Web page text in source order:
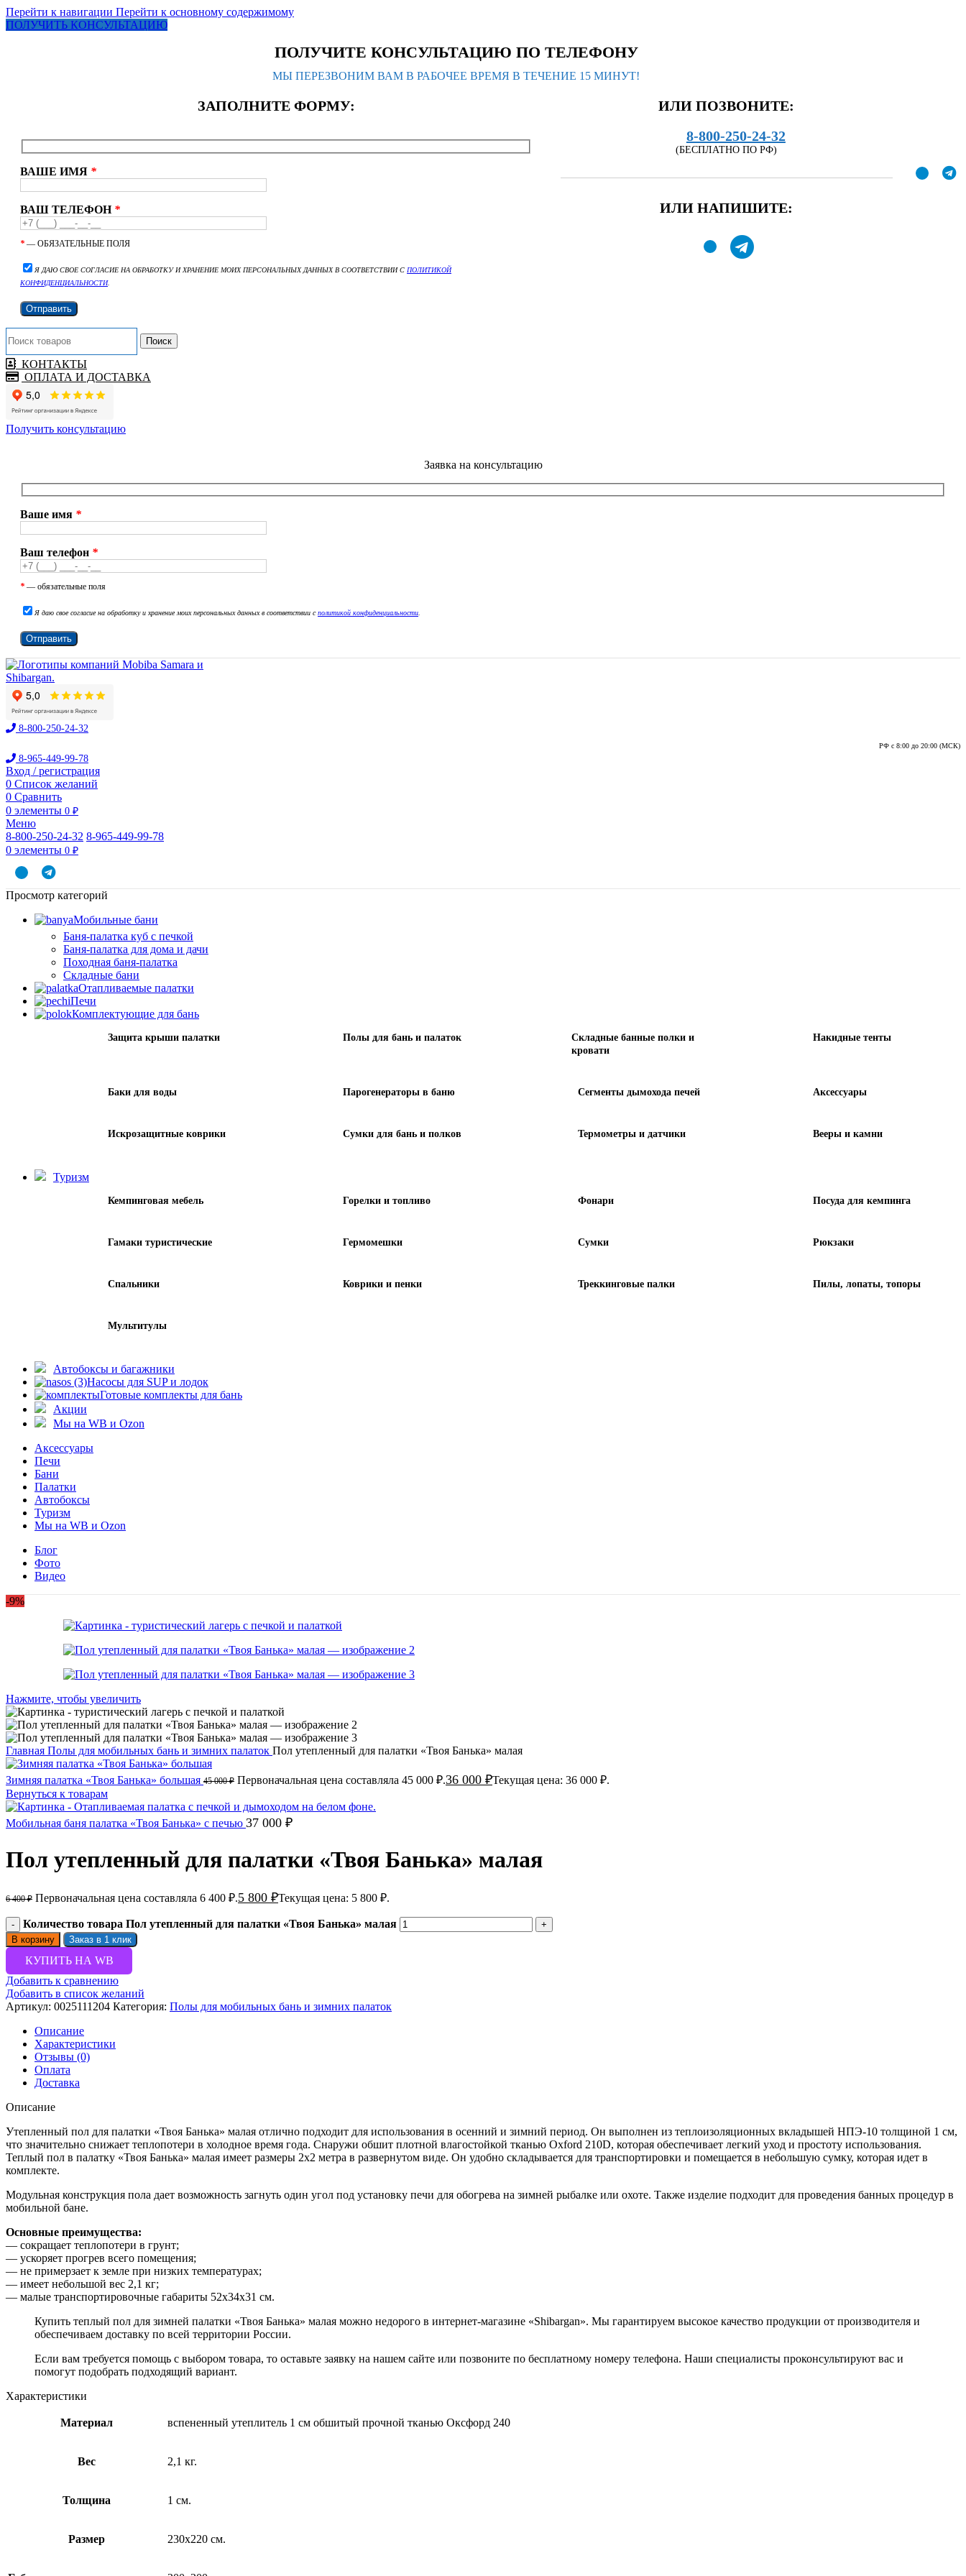
Перейти к навигации Перейти к основному содержимому
ПОЛУЧИТЬ КОНСУЛЬТАЦИЮ
ПОЛУЧИТЕ КОНСУЛЬТАЦИЮ ПО ТЕЛЕФОНУ
МЫ ПЕРЕЗВОНИМ ВАМ В РАБОЧЕЕ ВРЕМЯ В ТЕЧЕНИЕ 15 МИНУТ!
ЗАПОЛНИТЕ ФОРМУ:
ВАШЕ ИМЯ *
ВАШ ТЕЛЕФОН *
* — ОБЯЗАТЕЛЬНЫЕ ПОЛЯ
Я ДАЮ СВОЕ СОГЛАСИЕ НА ОБРАБОТКУ И ХРАНЕНИЕ МОИХ ПЕРСОНАЛЬНЫХ ДАННЫХ В СООТВЕТСТВИИ С ПОЛИТИКОЙ
КОНФИДЕНЦИАЛЬНОСТИ.
ИЛИ ПОЗВОНИТЕ:
8-800-250-24-32
(БЕСПЛАТНО ПО РФ)
ИЛИ НАПИШИТЕ:
Поиск
КОНТАКТЫ
ОПЛАТА И ДОСТАВКА
Получить консультацию
Заявка на консультацию
Ваше имя *
Ваш телефон *
* — обязательные поля
Я даю свое согласие на обработку и хранение моих персональных данных в соответствии сполитикой конфиденциальности
8-800-250-24-32
РФ с 8:00 до 20:00 (МСК)
8-965-449-99-78
Вход / регистрация
0 Список желаний
0 Сравнить
0 элементы 0 ₽
Меню
8-800-250-24-32 8-965-449-99-78
0 элементы 0 ₽
Просмотр категорий
Мобильные бани
Баня-палатка куб с печкой
Баня-палатка для дома и дачи
Походная баня-палатка
Складные бани
Отапливаемые палатки
Печи
Комплектующие для бань
Защита крыши палатки Полы для бань и палаток
Складные банные полки и
кровати
Накидные тенты
Баки для воды Парогенераторы в баню Сегменты дымохода печей Аксессуары
Искрозащитные коврики Сумки для бань и полков Термометры и датчики Вееры и камни
Туризм
Кемпинговая мебель Горелки и топливо Фонари Посуда для кемпинга
Гамаки туристические Гермомешки Сумки Рюкзаки
Спальники Коврики и пенки Треккинговые палки Пилы, лопаты, топоры
Мультитулы
Автобоксы и багажники
Насосы для SUP и лодок
Готовые комплекты для бань
Акции
Мы на WB и Ozon
Аксессуары
Печи
Бани
Палатки
Автобоксы
Туризм
Мы на WB и Ozon
Блог
Фото
Видео
-9%
Нажмите, чтобы увеличить
Главная Полы для мобильных бань и зимних палаток Пол утепленный для палатки «Твоя Банька» малая
Зимняя палатка «Твоя Банька» большая 45 000₽ Первоначальная цена составляла 45 000 ₽.36 000 ₽Текущая цена: 36 000 ₽.
Вернуться к товарам
Мобильная баня палатка «Твоя Банька» с печью 37 000 ₽
Пол утепленный для палатки «Твоя Банька» малая
6 400₽ Первоначальная цена составляла 6 400 ₽.5 800 ₽Текущая цена: 5 800 ₽.
Количество товара Пол утепленный для палатки «Твоя Банька» малая
В корзину Заказ в 1 клик
КУПИТЬ НА WB
Добавить к сравнению
Добавить в список желаний
Артикул: 0025111204 Категория: Полы для мобильных бань и зимних палаток
Описание
Характеристики
Отзывы (0)
Оплата
Доставка
Описание
Утепленный пол для палатки «Твоя Банька» малая отлично подходит для использования в осенний и зимний период. Он выполнен из теплоизоляционных вкладышей НПЭ-10 толщиной 1 см,
что значительно снижает теплопотери в холодное время года. Снаружи обшит плотной влагостойкой тканью Oxford 210D, которая обеспечивает легкий уход и простоту использования.
Теплый пол в палатку «Твоя Банька» малая имеет размеры 2х2 метра в развернутом виде. Он удобно складывается для транспортировки и помещается в небольшую сумку, которая идет в
комплекте.
Модульная конструкция пола дает возможность загнуть один угол под установку печи для обогрева на зимней рыбалке или охоте. Также изделие подходит для проведения банных процедур в
мобильной бане.
Основные преимущества:
— сокращает теплопотери в грунт;
— ускоряет прогрев всего помещения;
— не примерзает к земле при низких температурах;
— имеет небольшой вес 2,1 кг;
— малые транспортировочные габариты 52х34х31 см.
Купить теплый пол для зимней палатки «Твоя Банька» малая можно недорого в интернет-магазине «Shibargan». Мы гарантируем высокое качество продукции от производителя и
обеспечиваем доставку по всей территории России.
Если вам требуется помощь с выбором товара, то оставьте заявку на нашем сайте или позвоните по бесплатному номеру телефона. Наши специалисты проконсультируют вас и
помогут подобрать подходящий вариант.
Характеристики
Материал вспененный утеплитель 1 см обшитый прочной тканью Оксфорд 240
Вес 2,1 кг.
Толщина 1 см.
Размер 230х220 см.